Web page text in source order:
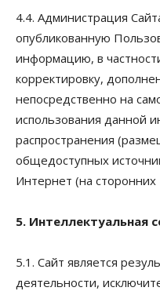
4.4. Администрация
опубликованную
информацию, в
корректировку,
непосредственно на
использования данной
распространения
общедоступных
Интернет (на сторонних
5. Интеллектуальная
5.1. Сайт является
деятельности,